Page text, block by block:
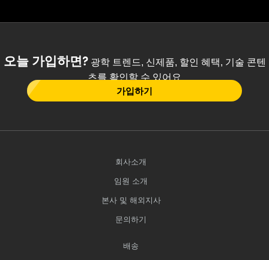
오늘 가입하면?광학 트렌드, 신제품, 할인 혜택, 기술 콘텐
츠를 확인할 수 있어요
가입하기
회사소개
임원 소개
본사 및 해외지사
문의하기
배송